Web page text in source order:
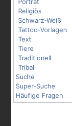
Religiös
Schwarz-Weiß
Tattoo-Vorlagen
Text
Tiere
Traditionell
Tribal
Suche
Super-Suche
Häufige Fragen